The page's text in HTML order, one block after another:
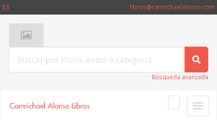
ES libros@carmichaelalonso.com
Búsqueda avanzada
Toggle